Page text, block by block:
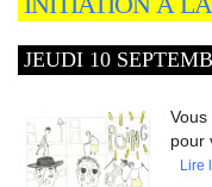
JEUDI 10
pour
Lire